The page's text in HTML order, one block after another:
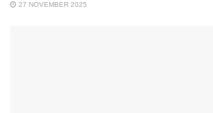
27 NOVEMBER 2025